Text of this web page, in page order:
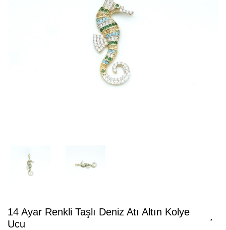
14 Ayar Renkli Taşlı Deniz Atı Altın Kolye
Ucu